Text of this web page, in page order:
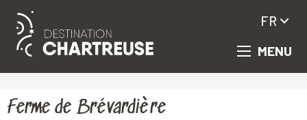
Aller
principal
MENU
FR
Ferme de Brévardière